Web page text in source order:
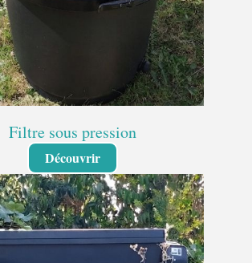
Filtre sous pression
Découvrir